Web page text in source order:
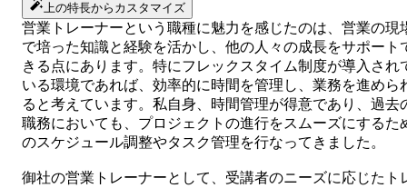
上の特長からカスタマイズ
営業トレーナーという職種に魅力を感じたのは、営業の現
で培った知識と経験を活かし、他の人々の成長をサポート
きる点にあります。特にフレックスタイム制度が導入され
いる環境であれば、効率的に時間を管理し、業務を進めら
ると考えています。私自身、時間管理が得意であり、過去
職務においても、プロジェクトの進行をスムーズにするた
のスケジュール調整やタスク管理を行なってきました。
御社の営業トレーナーとして、受講者のニーズに応じたト